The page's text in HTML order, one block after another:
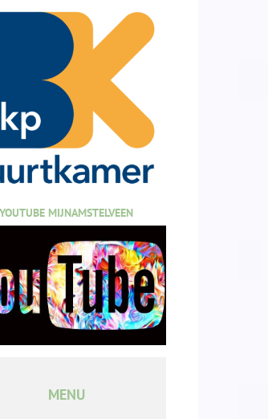
YOUTUBE MIJNAMSTELVEEN
MENU